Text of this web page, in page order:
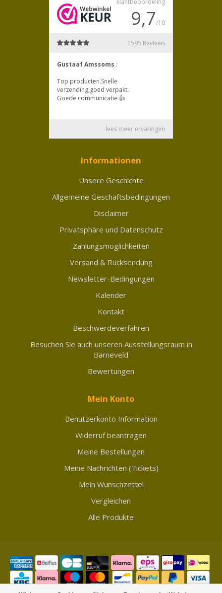
Informationen
Unsere Geschichte
Allgemeine Geschäftsbedingungen
Disclaimer
Privatsphäre und Datenschutz
Zahlungsmöglichkeiten
Versand & Rücksendung
Newsletter-Bedingungen
Kalender
Kontakt
Beschwerdeverfahren
Besuchen Sie auch unseren Ausstellungsraum in
Barneveld
Bewertungen
Mein Konto
Benutzerkonto Information
Widerruf beantragen
Meine Bestellungen
Meine Nachrichten (Tickets)
Mein Wunschzettel
Vergleichen
Alle Produkte